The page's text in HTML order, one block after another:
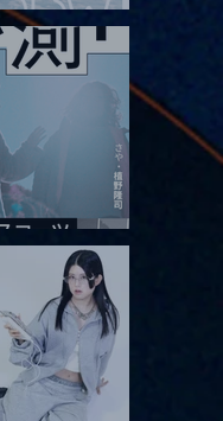
」延期公演 Blurred
の憶測1～後藤まりこ
ツ」